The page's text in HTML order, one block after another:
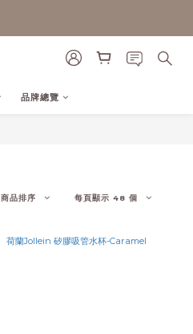
品牌總覽
商品排序 每頁顯示 48 個